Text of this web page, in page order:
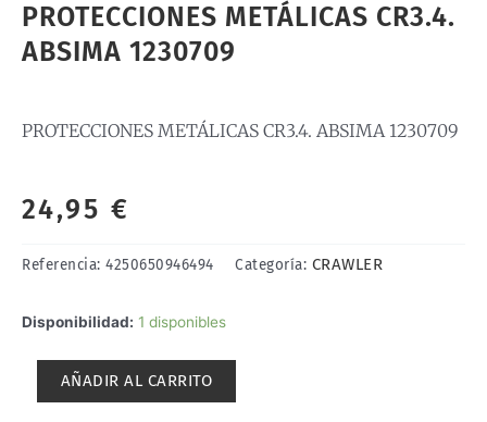
PROTECCIONES METÁLICAS CR3.4.
ABSIMA 1230709
PROTECCIONES METÁLICAS CR3.4. ABSIMA 1230709
24,95 €
Referencia: 4250650946494 Categoría: CRAWLER
Disponibilidad: 1 disponibles
PROTECCIONES
AÑADIR AL CARRITO